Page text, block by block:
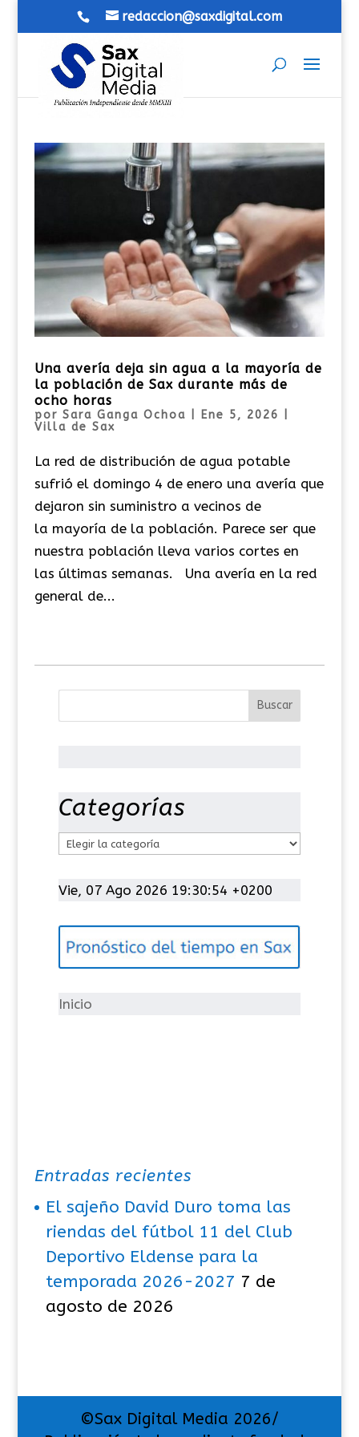
redaccion@saxdigital.com
Una avería deja sin agua a la mayoría de
la población de Sax durante más de
ocho horas
por Sara Ganga Ochoa Ene 5, 2026
Villa de Sax
La red de distribución de agua potable
sufrió el domingo 4 de enero una avería que
dejaron sin suministro a vecinos de
la mayoría de la población. Parece ser que
nuestra población lleva varios cortes en
las últimas semanas. Una avería en la red
general de...
Categorías
t
g
í
Vie, 07 Ago 2026 19:30:54 +0200
Inicio
Entradas recientes
El sajeño David Duro toma las
riendas del fútbol 11 del Club
Deportivo Eldense para la
temporada 2026-2027 7 de
agosto de 2026
©Sax Digital Media 2026/